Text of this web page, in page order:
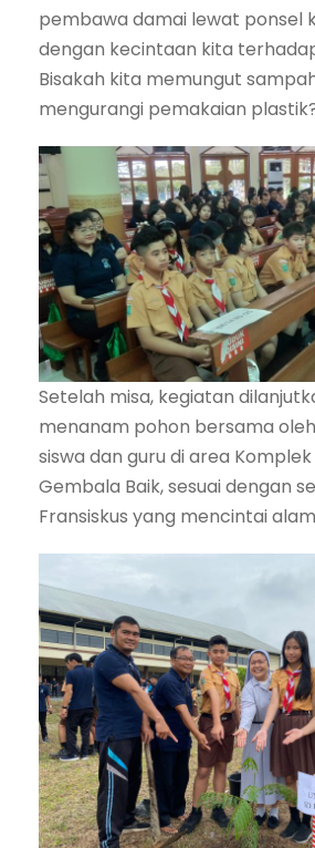
pembawa damai lewat ponsel
dengan kecintaan kita
Bisakah kita memungut
mengurangi pemakaian
Setelah misa, kegiatan
menanam pohon bersama
siswa dan guru di area
Gembala Baik, sesuai dengan
Fransiskus yang mencintai